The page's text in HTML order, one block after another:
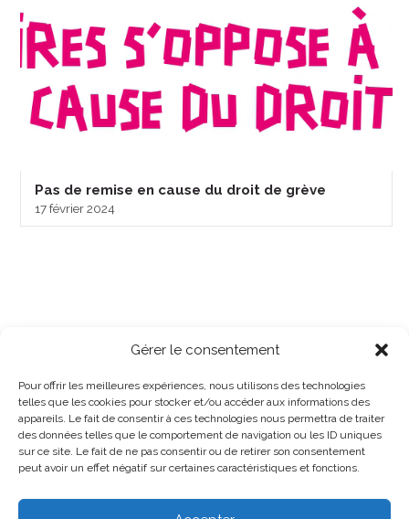
Gérer le consentement
Pour offrir les meilleures expériences, nous utilisons des technologies
telles que les cookies pour stocker et/ou accéder aux informations des
appareils. Le fait de consentir à ces technologies nous permettra de traiter
des données telles que le comportement de navigation ou les ID uniques
sur ce site. Le fait de ne pas consentir ou de retirer son consentement
peut avoir un effet négatif sur certaines caractéristiques et fonctions.
Pas de remise en cause du droit de grève
17 février 2024